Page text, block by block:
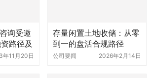
11月20日 公司要闻 2026年2月14日